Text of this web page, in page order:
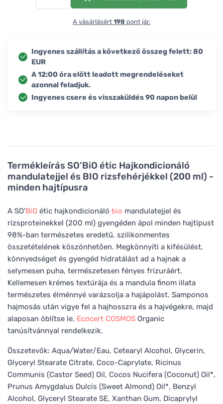
Termékleírás SO’BiO étic Hajkondicionáló
mandulatejjel és BIO rizsfehérjékkel (200 ml) -
minden hajtípusra
A SO'BiO étic hajkondicionáló bio mandulatejjel és
rizsproteinekkel (200 ml) gyengéden ápol minden hajtípust
98%-ban természetes eredetű, szilikonmentes
összetételének köszönhetően. Megkönnyíti a kifésülést,
könnyedséget és gyengéd hidratálást ad a hajnak a
selymesen puha, természetesen fényes frizuráért.
Kellemesen krémes textúrája és a mandula finom illata
természetes élménnyé varázsolja a hajápolást. Samponos
hajmosás után vigye fel a hajhosszra és a hajvégekre, majd
alaposan öblítse le. Ecocert COSMOS Organic
tanúsítvánnyal rendelkezik.
Összetevők: Aqua/Water/Eau, Cetearyl Alcohol, Glycerin,
Glyceryl Stearate Citrate, Coco-Caprylate, Ricinus
Communis (Castor Seed) Oil, Cocos Nucifera (Coconut) Oil*,
Prunus Amygdalus Dulcis (Sweet Almond) Oil*, Benzyl
Alcohol, Glyceryl Stearate SE, Xanthan Gum, Dicaprylyl
A vásárlásért 198 pont jár.
Ingyenes szállítás a következő összeg felett: 80
EUR
A 12:00 óra előtt leadott megrendeléseket
azonnal feladjuk.
Ingyenes csere és visszaküldés 90 napon belül